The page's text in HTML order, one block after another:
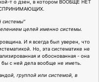
т о дзен, в котором ВООБЩЕ НЕТ
системы"
целей именно системы.
И я всегда был уверен, что
Но, эта систематике не
и обоснованная - она
с ней дела вообще не иметь.
группой или системой, в